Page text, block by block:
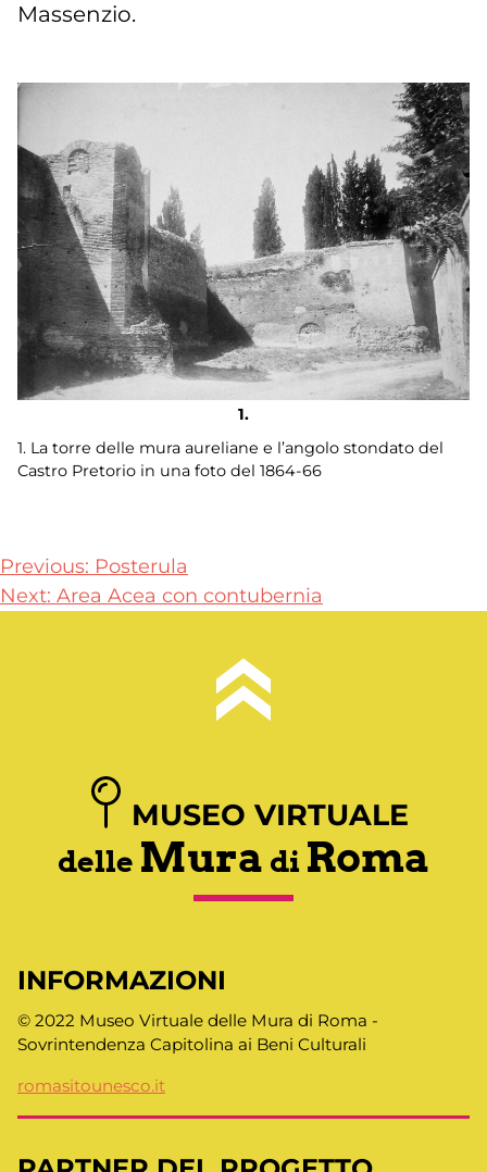
Massenzio.
1. La torre delle mura aureliane e l’angolo stondato del
Castro Pretorio in una foto del 1864-66
Navigazione
articoli
Previous: Posterula
Next: Area Acea con contubernia
MUSEO VIRTUALE
delle Mura di Roma
INFORMAZIONI
© 2022 Museo Virtuale delle Mura di Roma -
Sovrintendenza Capitolina ai Beni Culturali
romasitounesco.it